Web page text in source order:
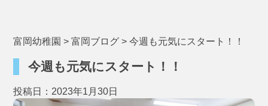
富岡幼稚園 >富岡ブログ >今週も元気にスタート！！
今週も元気にスタート！！
投稿日：2023年1月30日